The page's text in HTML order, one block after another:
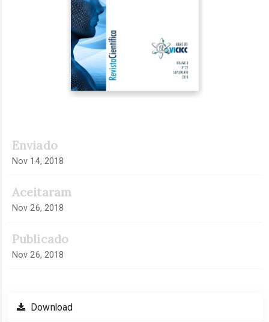
Enviado
Nov 14, 2018
Aceitaram
Nov 26, 2018
Publicado
Nov 26, 2018
Download